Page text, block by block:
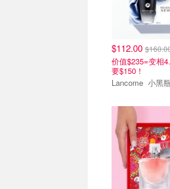
$112.00
价值$235=变相
要$150！
清仓区